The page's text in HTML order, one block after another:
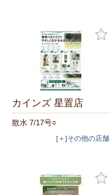
カインズ 星置店
散水 7/17号○
[＋]その他の店舗